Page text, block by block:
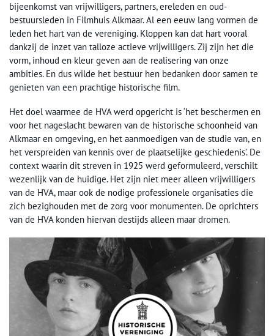
bijeenkomst van vrijwilligers, partners, ereleden en oud-
bestuursleden in Filmhuis Alkmaar. Al een eeuw lang vormen de
leden het hart van de vereniging. Kloppen kan dat hart vooral
dankzij de inzet van talloze actieve vrijwilligers. Zij zijn het die
vorm, inhoud en kleur geven aan de realisering van onze
ambities. En dus wilde het bestuur hen bedanken door samen te
genieten van een prachtige historische film.
Het doel waarmee de HVA werd opgericht is ‘het beschermen en
voor het nageslacht bewaren van de historische schoonheid van
Alkmaar en omgeving, en het aanmoedigen van de studie van, en
het verspreiden van kennis over de plaatselijke geschiedenis’. De
context waarin dit streven in 1925 werd geformuleerd, verschilt
wezenlijk van de huidige. Het zijn niet meer alleen vrijwilligers
van de HVA, maar ook de nodige professionele organisaties die
zich bezighouden met de zorg voor monumenten. De oprichters
van de HVA konden hiervan destijds alleen maar dromen.